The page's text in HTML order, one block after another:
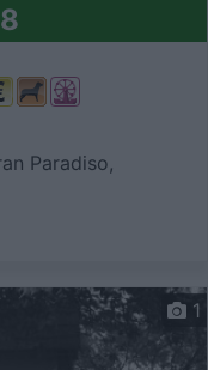
Paradiso,
1